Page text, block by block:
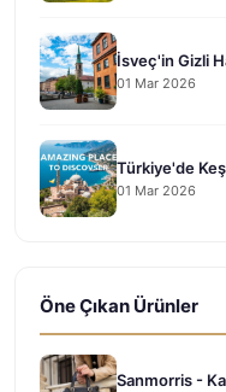
İsveç'in Gizli
01 Mar 2026
Türkiye'de
01 Mar 2026
Öne Çıkan Ürünler
Sanmorris -